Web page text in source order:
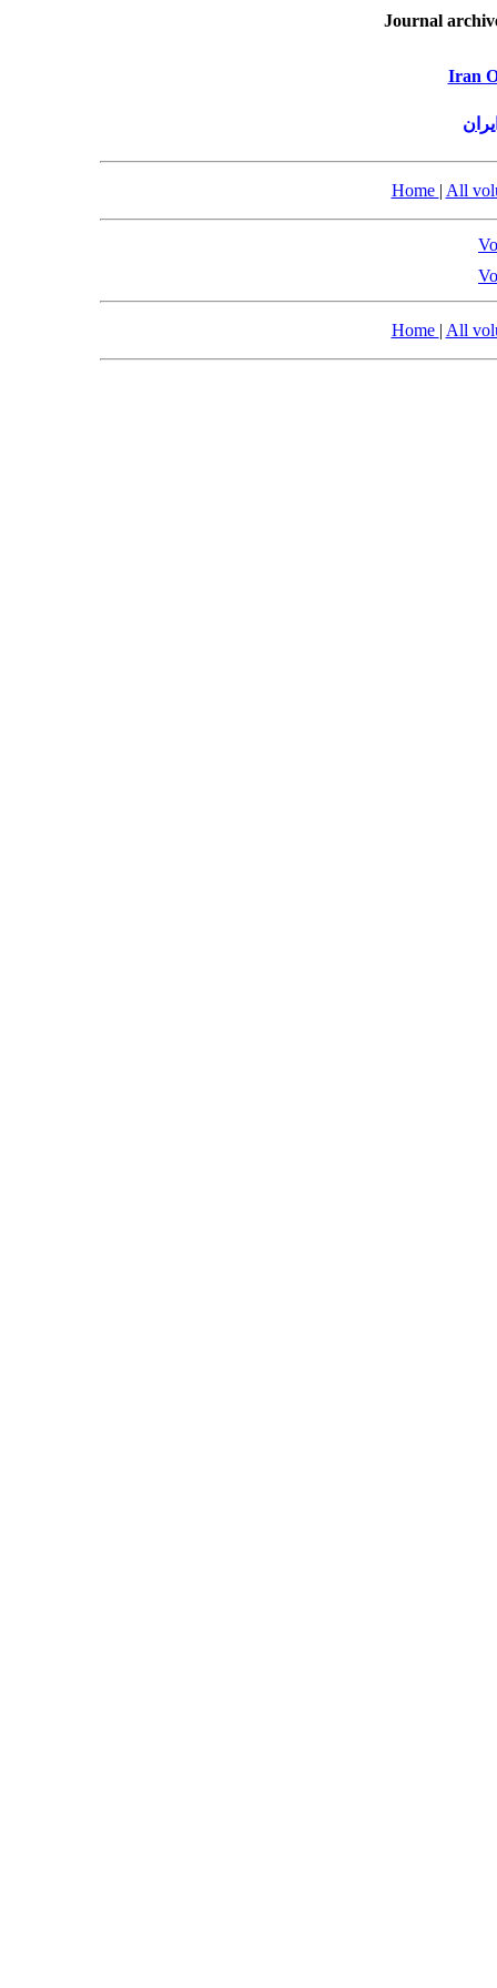
Journal
Iran
Home | All
Home | All